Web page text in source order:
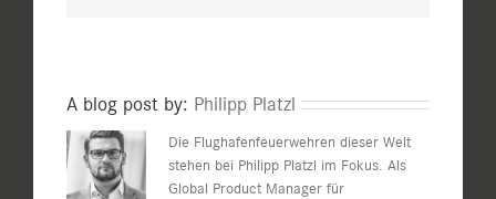
A blog post by: Philipp Platzl
Die Flughafenfeuerwehren dieser Welt
stehen bei Philipp Platzl im Fokus. Als
Global Product Manager für